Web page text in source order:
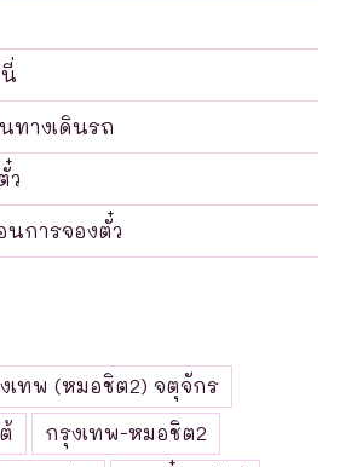
ทางเดินรถ
ว
นการจองตั๋ว
เทพ (หมอชิต2) จตุจักร
กรุงเทพ-หมอชิต2